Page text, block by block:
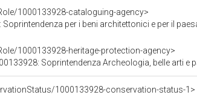
1000133928-cataloguing-agency>
per i beni architettonici e per il
1000133928-heritage-protection-agency>
Soprintendenza Archeologia, belle arti e
1000133928-conservation-status-1>